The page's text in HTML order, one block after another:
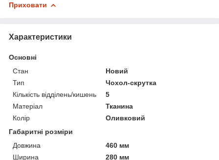
Приховати
Характеристики
Основні
Стан
Новий
Тип
Чохол-скрутка
Кількість відділень/кишень
5
Матеріал
Тканина
Колір
Оливковий
Габаритні розміри
Довжина
460 мм
Ширина
280 мм